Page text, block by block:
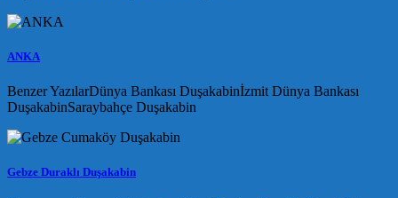
ANKA
Benzer YazılarDünya Bankası Duşakabinİzmit Dünya Bankası
DuşakabinSaraybahçe Duşakabin
Gebze Duraklı Duşakabin